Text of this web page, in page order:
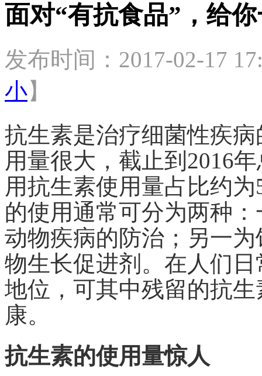
面对“有抗食品”，给
发布时间：2017-02-17
小】
抗生素是治疗细菌性疾
用量很大，截止到2016
用抗生素使用量占比约
的使用通常可分为两种
动物疾病的防治；另一
物生长促进剂。在人们
地位，可其中残留的抗
康。
抗生素的使用量惊人